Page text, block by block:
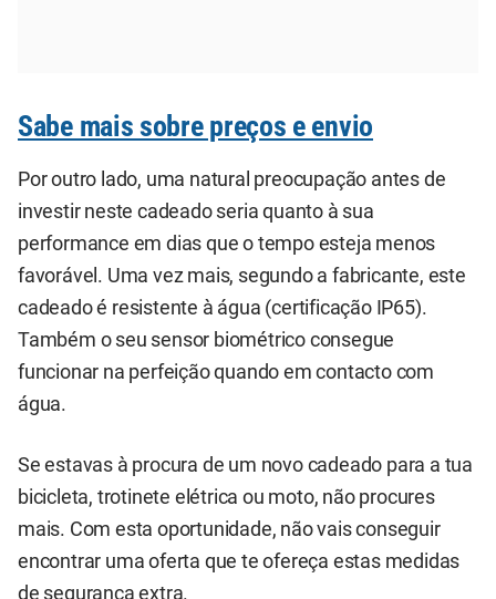
Sabe mais sobre preços e envio
Por outro lado, uma natural preocupação antes de
investir neste cadeado seria quanto à sua
performance em dias que o tempo esteja menos
favorável. Uma vez mais, segundo a fabricante, este
cadeado é resistente à água (certificação IP65).
Também o seu sensor biométrico consegue
funcionar na perfeição quando em contacto com
água.
Se estavas à procura de um novo cadeado para a tua
bicicleta, trotinete elétrica ou moto, não procures
mais. Com esta oportunidade, não vais conseguir
encontrar uma oferta que te ofereça estas medidas
de segurança extra.